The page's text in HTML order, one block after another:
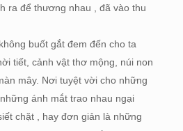
ra để thương nhau , đã vào thu
buốt gắt đem đến cho ta
tiết, cảnh vật thơ mộng, núi non
mây. Nơi tuyệt vời cho những
ánh mắt trao nhau ngại
chặt , hay đơn giản là những